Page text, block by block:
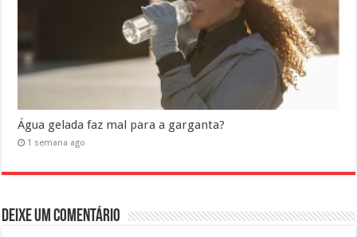
Água gelada faz mal para a garganta?
1 semana ago
Deixe um comentário